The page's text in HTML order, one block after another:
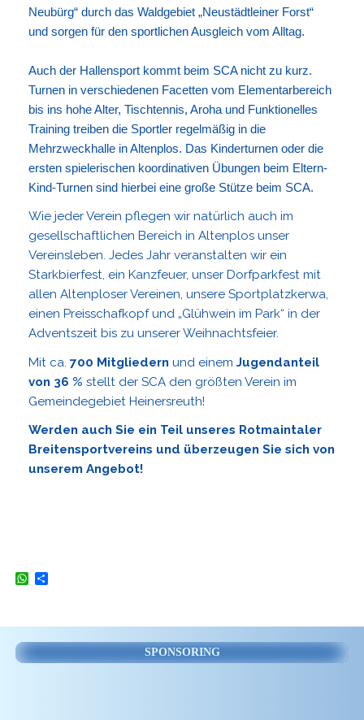
Neubürg“ durch das Waldgebiet „Neustädtleiner Forst“
und sorgen für den sportlichen Ausgleich vom Alltag.
Auch der Hallensport kommt beim SCA nicht zu kurz.
Turnen in verschiedenen Facetten vom Elementarbereich
bis ins hohe Alter, Tischtennis, Aroha und Funktionelles
Training treiben die Sportler regelmäßig in die
Mehrzweckhalle in Altenplos. Das Kinderturnen oder die
ersten spielerischen koordinativen Übungen beim Eltern-
Kind-Turnen sind hierbei eine große Stütze beim SCA.
Wie jeder Verein pflegen wir natürlich auch im
gesellschaftlichen Bereich in Altenplos unser
Vereinsleben. Jedes Jahr veranstalten wir ein
Starkbierfest, ein Kanzfeuer, unser Dorfparkfest mit
allen Altenploser Vereinen, unsere Sportplatzkerwa,
einen Preisschafkopf und „Glühwein im Park“ in der
Adventszeit bis zu unserer Weihnachtsfeier.
Mit ca.700 Mitgliedern und einemJugendanteil
von 36 % stellt der SCA den größten Verein im
Gemeindegebiet Heinersreuth!
Werden auch Sie ein Teil unseres Rotmaintaler
Breitensportvereins und überzeugen Sie sich von
unserem Angebot!
W
s
A
p
e
n
SPONSORING